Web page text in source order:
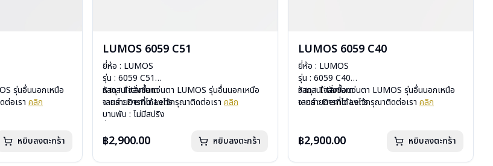
ว่น
รุ่นอื่นนอกเหนือ
ต่อเรา คลิก
หยิบลงตะกร้า
LUMOS 6059 C51
ยี่ห้อ : LUMOS
รุ่น : 6059 C51
วัสดุ : Titanium
เลนส์ : Demo Lens
บานพับ : ไม่มีสปริง
อุปกรณ์ : กล่องแว่น , ผ้าเช็ดแว่น
หากสนใจสั่งชื้อแว่นตา LUMOS รุ่นอื่นนอกเหนือ
จากรายการที่ได้ลงไว้กรุณาติดต่อเรา คลิก
฿2,900.00 หยิบลงตะกร้า
LUMOS 6059 C40
ยี่ห้อ : LUMOS
รุ่น : 6059 C40
วัสดุ : Titanium
เลนส์ : Demo Lens
อุปกรณ์ : กล่องแว่น , ผ้าเช็ดแว่น
หากสนใจสั่งชื้อแว่นตา LUMOS รุ่นอื่นนอกเหนือ
จากรายการที่ได้ลงไว้กรุณาติดต่อเรา คลิก
฿2,900.00 หยิบลงตะกร้า